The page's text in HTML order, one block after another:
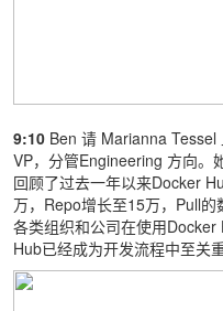
9:10 Ben 请 Marianna
VP，分管Engineering 方向。
回顾了过去一年以来Docker
万，Repo增长至15万，Pull
各类组织和公司在使用
Hub已经成为开发流程中至关